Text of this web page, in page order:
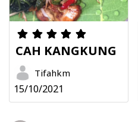
CAH KANGKUNG
Tifahkm
15/10/2021